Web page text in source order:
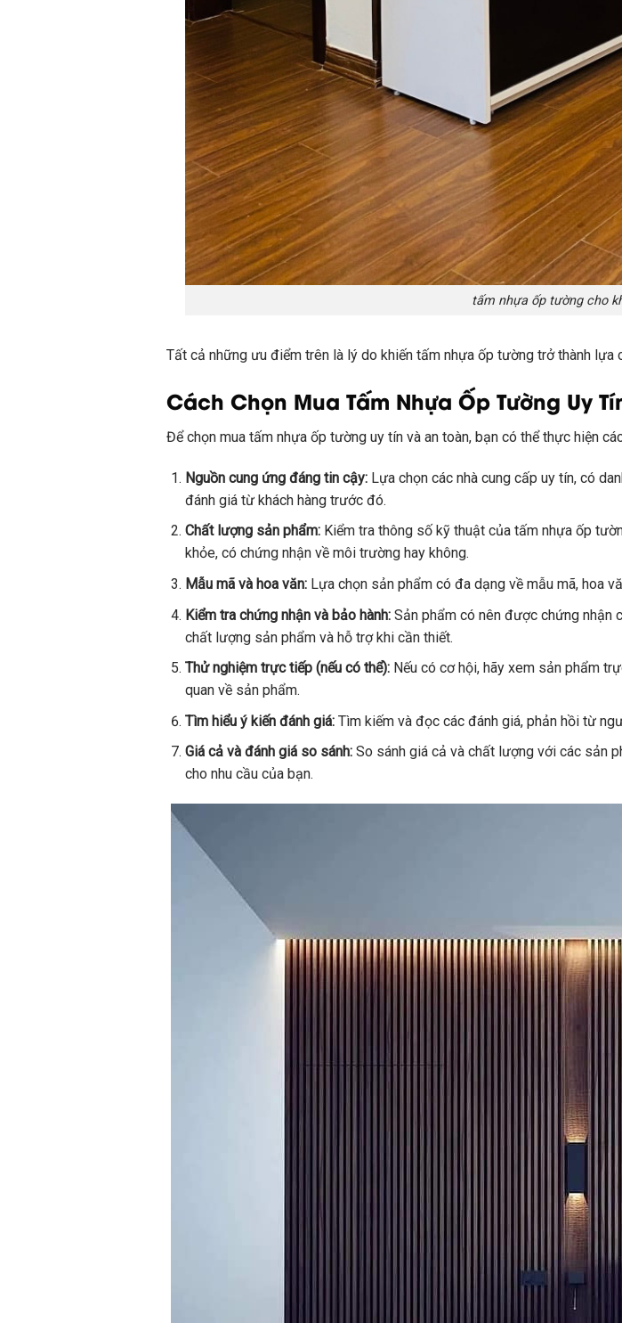
tấm nhựa ốp tường cho
Tất cả những ưu điểm trên là lý do khiến tấm nhựa ốp tường trở thành
Cách Chọn Mua Tấm Nhựa Ốp Tường Uy
Để chọn mua tấm nhựa ốp tường uy tín và an toàn, bạn có thể thực hiện
Nguồn cung ứng đáng tin cậy:Lựa chọn các nhà cung cấp uy tín, có
đánh giá từ khách hàng trước đó.
Chất lượng sản phẩm:Kiểm tra thông số kỹ thuật của tấm nhựa ốp
khỏe, có chứng nhận về môi trường hay không.
Mẫu mã và hoa văn:Lựa chọn sản phẩm có đa dạng về mẫu mã, hoa
Kiểm tra chứng nhận và bảo hành:Sản phẩm có nên được chứng nhận
chất lượng sản phẩm và hỗ trợ khi cần thiết.
Thử nghiệm trực tiếp (nếu có thể):Nếu có cơ hội, hãy xem sản phẩm
quan về sản phẩm.
Tìm hiểu ý kiến đánh giá:Tìm kiếm và đọc các đánh giá, phản hồi từ
Giá cả và đánh giá so sánh:So sánh giá cả và chất lượng với các sản
cho nhu cầu của bạn.